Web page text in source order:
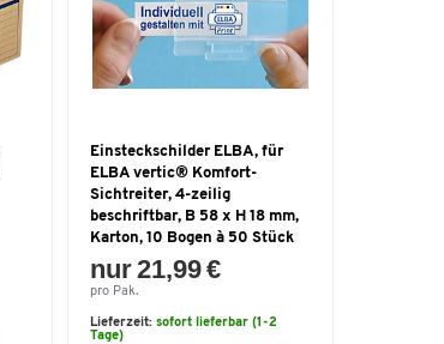
Einsteckschilder ELBA, für
ELBA vertic® Komfort-
Sichtreiter, 4-zeilig
beschriftbar, B 58 x H 18 mm,
Karton, 10 Bogen à 50 Stück
nur 21,99 €
pro Pak.
Lieferzeit: sofort lieferbar (1-2
Tage)